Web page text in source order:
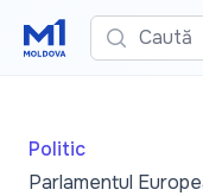
Caută
Politic
Parlamentul